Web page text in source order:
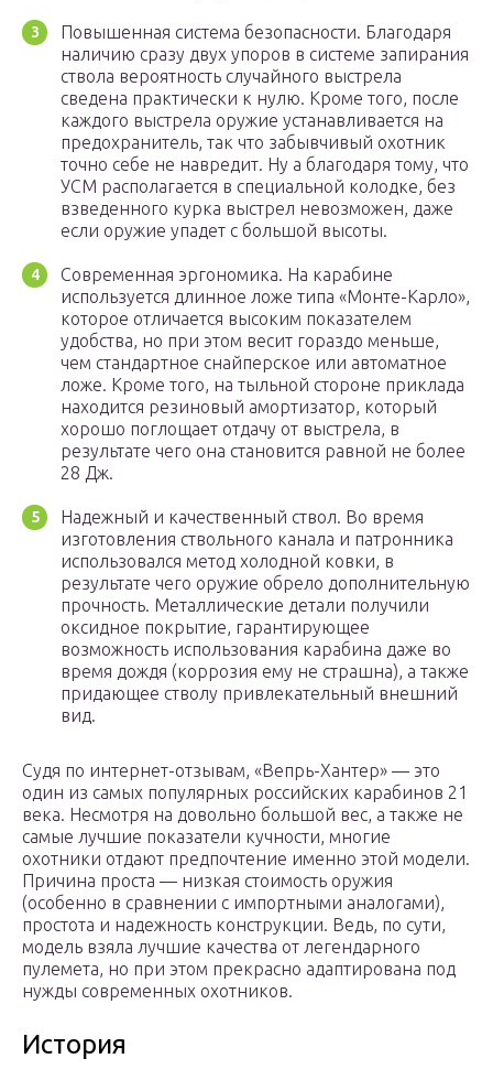
Повышенная система безопасности. Благодаря
наличию сразу двух упоров в системе запирания
ствола вероятность случайного выстрела
сведена практически к нулю. Кроме того, после
каждого выстрела оружие устанавливается на
предохранитель, так что забывчивый охотник
точно себе не навредит. Ну а благодаря тому, что
УСМ располагается в специальной колодке, без
взведенного курка выстрел невозможен, даже
если оружие упадет с большой высоты.
Современная эргономика. На карабине
используется длинное ложе типа «Монте-Карло»,
которое отличается высоким показателем
удобства, но при этом весит гораздо меньше,
чем стандартное снайперское или автоматное
ложе. Кроме того, на тыльной стороне приклада
находится резиновый амортизатор, который
хорошо поглощает отдачу от выстрела, в
результате чего она становится равной не более
28 Дж.
Надежный и качественный ствол. Во время
изготовления ствольного канала и патронника
использовался метод холодной ковки, в
результате чего оружие обрело дополнительную
прочность. Металлические детали получили
оксидное покрытие, гарантирующее
возможность использования карабина даже во
время дождя (коррозия ему не страшна), а также
придающее стволу привлекательный внешний
вид.
Судя по интернет-отзывам, «Вепрь-Хантер» — это
один из самых популярных российских карабинов 21
века. Несмотря на довольно большой вес, а также не
самые лучшие показатели кучности, многие
охотники отдают предпочтение именно этой модели.
Причина проста — низкая стоимость оружия
(особенно в сравнении с импортными аналогами),
простота и надежность конструкции. Ведь, по сути,
модель взяла лучшие качества от легендарного
пулемета, но при этом прекрасно адаптирована под
нужды современных охотников.
История